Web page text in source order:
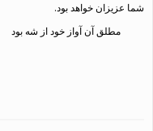
شما عزیزان خواهد بود.
مطلق آن آواز خود از